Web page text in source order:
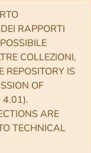
RAPPORTI
COLLEZIONI,
REPOSITORY IS
OF
4.01).
ARE
TECHNICAL